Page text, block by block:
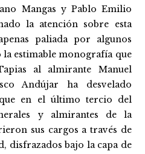
Mangas y Pablo Emilio
la atención sobre esta
paliada por algunos
la estimable monografía que
al almirante Manuel
Andújar ha desvelado
en el último tercio del
y almirantes de la
sus cargos a través de
disfrazados bajo la capa de